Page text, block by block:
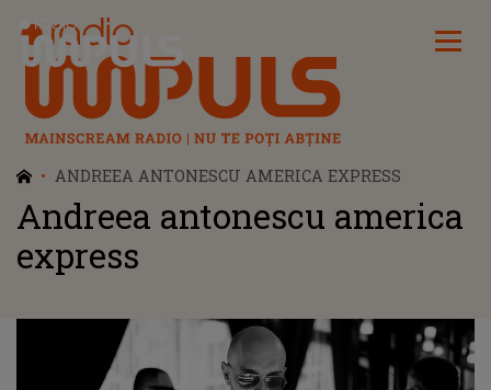
Radio Impuls
ANDREEA ANTONESCU AMERICA EXPRESS
Andreea antonescu america
express